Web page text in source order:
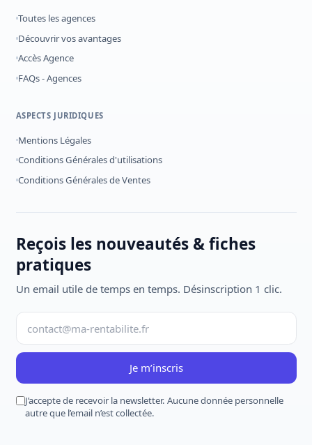
Toutes les agences
Découvrir vos avantages
Accès Agence
FAQs - Agences
ASPECTS JURIDIQUES
Mentions Légales
Conditions Générales d'utilisations
Conditions Générales de Ventes
Reçois les nouveautés & fiches
pratiques
Un email utile de temps en temps. Désinscription 1 clic.
Je m’inscris
J’accepte de recevoir la newsletter. Aucune donnée personnelle
autre que l’email n’est collectée.